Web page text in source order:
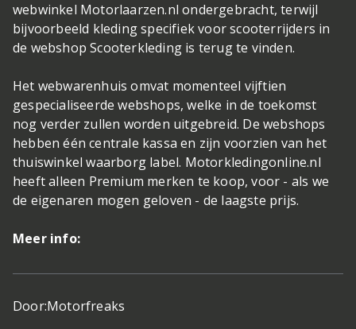
webwinkel Motorlaarzen.nl ondergebracht, terwijl
bijvoorbeeld kleding specifiek voor scooterrijders in
de webshop Scooterkleding is terug te vinden.
Het webwarenhuis omvat momenteel vijftien
gespecialiseerde webshops, welke in de toekomst
nog verder zullen worden uitgebreid. De webshops
hebben één centrale kassa en zijn voorzien van het
thuiswinkel waarborg label. Motorkledingonline.nl
heeft alleen Premium merken te koop, voor - als we
de eigenaren mogen geloven - de laagste prijs.
Meer info:
Door:Motorfreaks